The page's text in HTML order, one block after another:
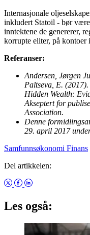
Internasjonale
inkludert Statoil - bør
inntektene de genererer,
korrupte eliter, på kontoer
Referanser:
Andersen, Jørgen
Paltseva, E. (2017).
Hidden Wealth:
Akseptert for
Association.
Denne
29. april 2017
Samfunnsøkonomi Finans
Del artikkelen:
Les også: